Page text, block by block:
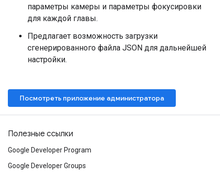
параметры камеры и параметры фокусировки
для каждой главы.
Предлагает возможность загрузки
сгенерированного файла JSON для дальнейшей
настройки.
Посмотреть приложение администратора
Полезные ссылки
Google Developer Program
Google Developer Groups